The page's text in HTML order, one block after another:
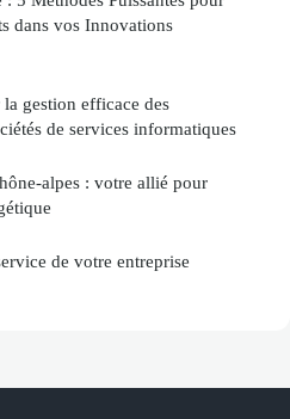
dans vos Innovations
gestion efficace des
de services informatiques
alpes : votre allié pour
de votre entreprise